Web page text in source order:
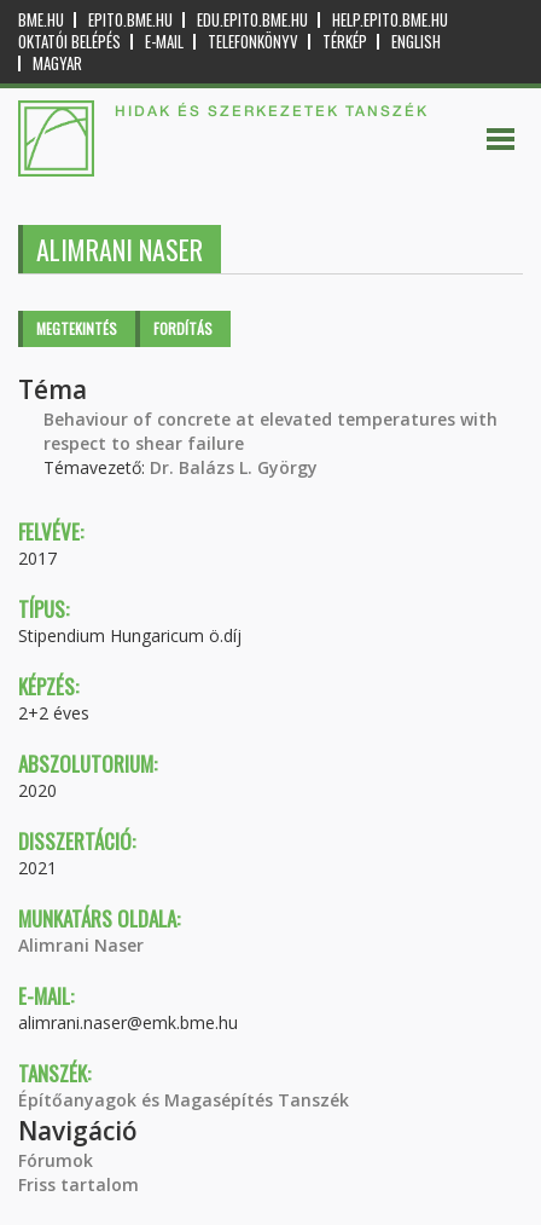
BME.HU EPITO.BME.HU EDU.EPITO.BME.HU
HELP.EPITO.BME.HU
OKTATÓI BELÉPÉS
E-MAIL TELEFONKÖNYV TÉRKÉP
ENGLISH
MAGYAR
HIDAK ÉS SZERKEZETEK TANSZÉK
ALIMRANI NASER
Elsődleges fülek
MEGTEKINTÉS (AKTÍVFORDÍTÁS
Téma
Behaviour of concrete at elevated temperatures with
respect to shear failure
Témavezető: Dr. Balázs L. György
FELVÉVE:
2017
TÍPUS:
Stipendium Hungaricum ö.díj
KÉPZÉS:
2+2 éves
ABSZOLUTORIUM:
2020
DISSZERTÁCIÓ:
2021
MUNKATÁRS OLDALA:
Alimrani Naser
E-MAIL:
alimrani.naser@emk.bme.hu
TANSZÉK:
Építőanyagok és Magasépítés Tanszék
Navigáció
Fórumok
Friss tartalom